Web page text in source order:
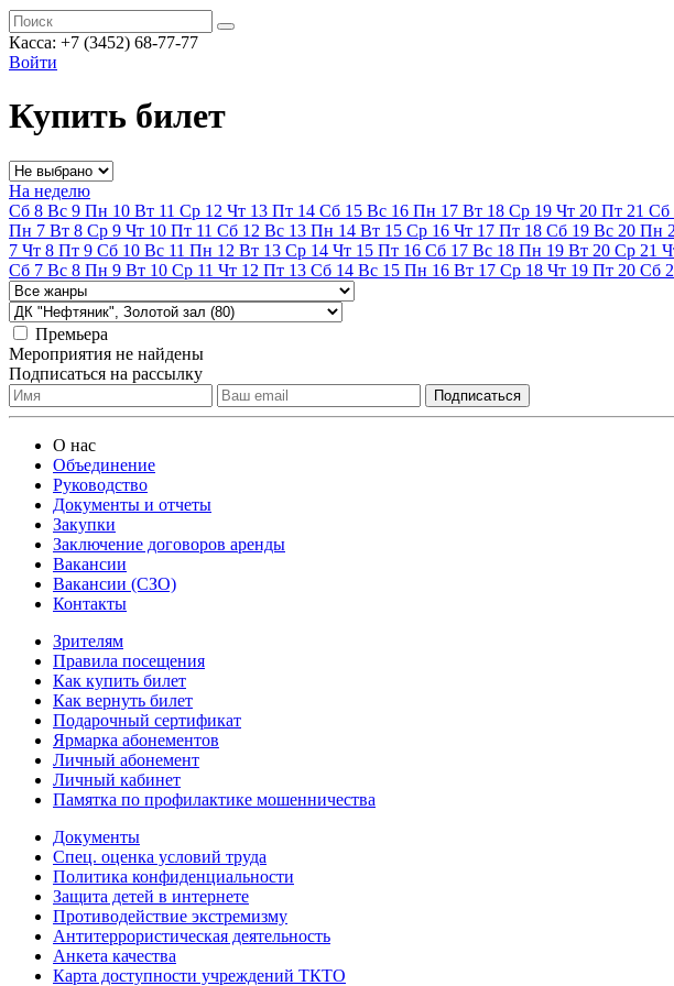
Касса: +7 (3452) 68-77-77
Войти
Купить билет
На неделю
Сб 8 Вс 9 Пн 10 Вт 11 Ср 12 Чт 13 Пт 14 Сб 15 Вс 16 Пн 17 Вт 18 Ср 19 Чт 20 Пт 21 Сб
Пн 7 Вт 8 Ср 9 Чт 10 Пт 11 Сб 12 Вс 13 Пн 14 Вт 15 Ср 16 Чт 17 Пт 18 Сб 19 Вс 20 Пн
7 Чт 8 Пт 9 Сб 10 Вс 11 Пн 12 Вт 13 Ср 14 Чт 15 Пт 16 Сб 17 Вс 18 Пн 19 Вт 20 Ср 21
Сб 7 Вс 8 Пн 9 Вт 10 Ср 11 Чт 12 Пт 13 Сб 14 Вс 15 Пн 16 Вт 17 Ср 18 Чт 19 Пт 20 Сб
Премьера
Мероприятия не найдены
Подписаться на рассылку
О нас
Объединение
Руководство
Документы и отчеты
Закупки
Заключение договоров аренды
Вакансии
Вакансии (СЗО)
Контакты
Зрителям
Правила посещения
Как купить билет
Как вернуть билет
Подарочный сертификат
Ярмарка абонементов
Личный абонемент
Личный кабинет
Памятка по профилактике мошенничества
Документы
Спец. оценка условий труда
Политика конфиденциальности
Защита детей в интернете
Противодействие экстремизму
Антитеррористическая деятельность
Анкета качества
Карта доступности учреждений ТКТО